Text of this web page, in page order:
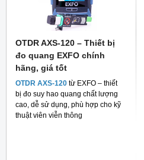
OTDR AXS-120 – Thiết bị
đo quang EXFO chính
hãng, giá tốt
OTDR AXS-120 từ EXFO – thiết
bị đo suy hao quang chất lượng
cao, dễ sử dụng, phù hợp cho kỹ
thuật viên viễn thông